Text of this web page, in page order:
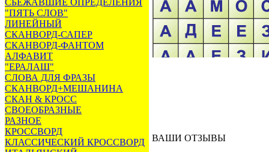
СБЕЖАВШИЕ ОПРЕДЕЛЕНИЯ
"ПЯТЬ СЛОВ"
ЛИНЕЙНЫЙ
СКАНВОРД-САПЕР
СКАНВОРД-ФАНТОМ
АЛФАВИТ
"ЕРАЛАШ"
СЛОВА ДЛЯ ФРАЗЫ
СКАНВОРД+МЕШАНИНА
СКАН & КРОСС
СВОЕОБРАЗНЫЕ
РАЗНОЕ
КРОССВОРД
КЛАССИЧЕСКИЙ КРОССВОРД
ВАШИ ОТЗЫВЫ